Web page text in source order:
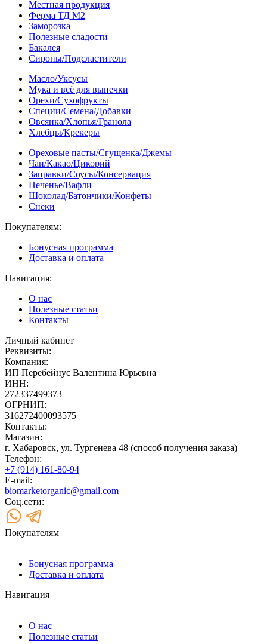
Местная продукция
Ферма ТД М2
Заморозка
Полезные сладости
Бакалея
Сиропы/Подсластители
Масло/Уксусы
Мука и всё для выпечки
Орехи/Сухофрукты
Специи/Семена/Добавки
Овсянка/Хлопья/Гранола
Хлебцы/Крекеры
Ореховые пасты/Сгущенка/Джемы
Чаи/Какао/Цикорий
Заправки/Соусы/Консервация
Печенье/Вафли
Шоколад/Батончики/Конфеты
Снеки
Покупателям:
Бонусная программа
Доставка и оплата
Навигация:
О нас
Полезные статьи
Контакты
Личный кабинет
Реквизиты:
Компания:
ИП Перебейнус Валентина Юрьевна
ИНН:
272337499373
ОГРНИП:
316272400093575
Контакты:
Магазин:
г. Хабаровск, ул. Тургенева 48 (способ получения заказа)
Телефон:
+7 (914) 161-80-94
E-mail:
biomarketorganic@gmail.com
Соц.сети:
Покупателям
Бонусная программа
Доставка и оплата
Навигация
О нас
Полезные статьи